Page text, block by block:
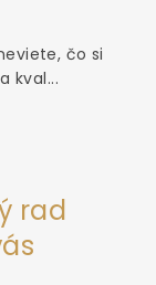
čo si
kval...
rad